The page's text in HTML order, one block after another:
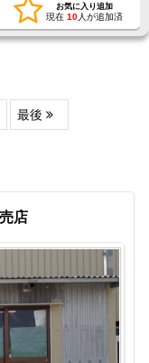
お気に入り追加
現在 10人が追加済
最後
店